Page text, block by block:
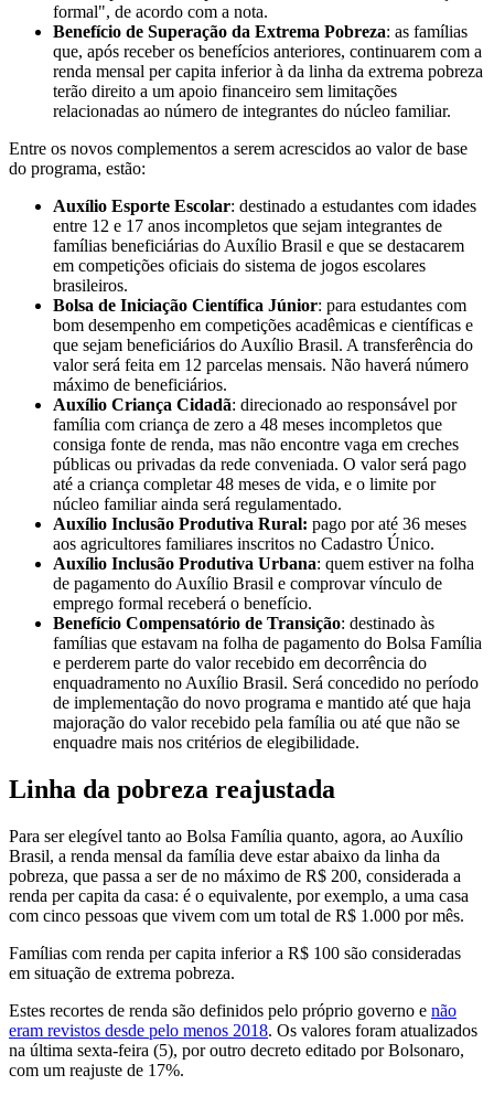
formal", de acordo com a nota.
Benefício de Superação da Extrema Pobreza: as famílias
que, após receber os benefícios anteriores, continuarem com a
renda mensal per capita inferior à da linha da extrema pobreza
terão direito a um apoio financeiro sem limitações
relacionadas ao número de integrantes do núcleo familiar.
Entre os novos complementos a serem acrescidos ao valor de base
do programa, estão:
Auxílio Esporte Escolar: destinado a estudantes com idades
entre 12 e 17 anos incompletos que sejam integrantes de
famílias beneficiárias do Auxílio Brasil e que se destacarem
em competições oficiais do sistema de jogos escolares
brasileiros.
Bolsa de Iniciação Científica Júnior: para estudantes com
bom desempenho em competições acadêmicas e científicas e
que sejam beneficiários do Auxílio Brasil. A transferência do
valor será feita em 12 parcelas mensais. Não haverá número
máximo de beneficiários.
Auxílio Criança Cidadã: direcionado ao responsável por
família com criança de zero a 48 meses incompletos que
consiga fonte de renda, mas não encontre vaga em creches
públicas ou privadas da rede conveniada. O valor será pago
até a criança completar 48 meses de vida, e o limite por
núcleo familiar ainda será regulamentado.
Auxílio Inclusão Produtiva Rural: pago por até 36 meses
aos agricultores familiares inscritos no Cadastro Único.
Auxílio Inclusão Produtiva Urbana: quem estiver na folha
de pagamento do Auxílio Brasil e comprovar vínculo de
emprego formal receberá o benefício.
Benefício Compensatório de Transição: destinado às
famílias que estavam na folha de pagamento do Bolsa Família
e perderem parte do valor recebido em decorrência do
enquadramento no Auxílio Brasil. Será concedido no período
de implementação do novo programa e mantido até que haja
majoração do valor recebido pela família ou até que não se
enquadre mais nos critérios de elegibilidade.
Linha da pobreza reajustada
Para ser elegível tanto ao Bolsa Família quanto, agora, ao Auxílio
Brasil, a renda mensal da família deve estar abaixo da linha da
pobreza, que passa a ser de no máximo de R$ 200, considerada a
renda per capita da casa: é o equivalente, por exemplo, a uma casa
com cinco pessoas que vivem com um total de R$ 1.000 por mês.
Famílias com renda per capita inferior a R$ 100 são consideradas
em situação de extrema pobreza.
Estes recortes de renda são definidos pelo próprio governo e não
eram revistos desde pelo menos 2018. Os valores foram atualizados
na última sexta-feira (5), por outro decreto editado por Bolsonaro,
com um reajuste de 17%.